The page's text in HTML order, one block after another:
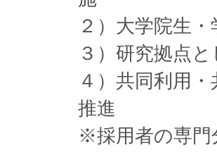
２）大学院生
３）研究拠点
４）共同利用
推進
※採用者の専門